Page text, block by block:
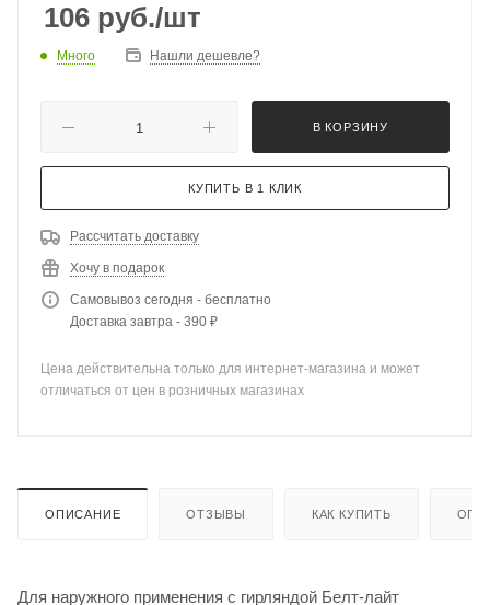
106 руб./шт
Много Нашли дешевле?
В КОРЗИНУ
КУПИТЬ В 1 КЛИК
Рассчитать доставку
Хочу в подарок
Самовывоз сегодня - бесплатно
Доставка завтра - 390 ₽
Цена действительна только для интернет-магазина и может
отличаться от цен в розничных магазинах
ОПИСАНИЕ ОТЗЫВЫ КАК КУПИТЬ
Для наружного применения с гирляндой Белт-лайт